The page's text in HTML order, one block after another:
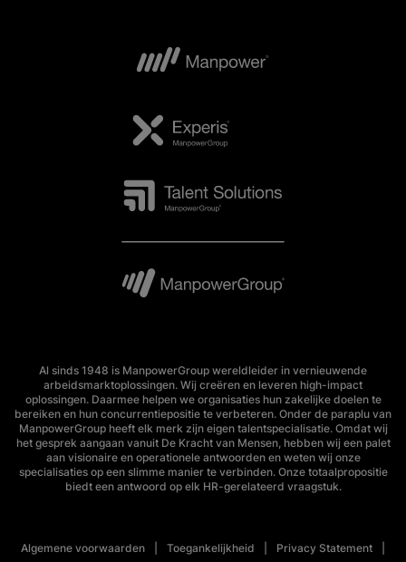
Al sinds 1948 is ManpowerGroup wereldleider in vernieuwende
arbeidsmarktoplossingen. Wij creëren en leveren high-impact
oplossingen. Daarmee helpen we organisaties hun zakelijke doelen te
bereiken en hun concurrentiepositie te verbeteren. Onder de paraplu van
ManpowerGroup heeft elk merk zijn eigen talentspecialisatie. Omdat wij
het gesprek aangaan vanuit De Kracht van Mensen, hebben wij een palet
aan visionaire en operationele antwoorden en weten wij onze
specialisaties op een slimme manier te verbinden. Onze totaalpropositie
biedt een antwoord op elk HR-gerelateerd vraagstuk.
Algemene voorwaarden Toegankelijkheid Privacy Statement